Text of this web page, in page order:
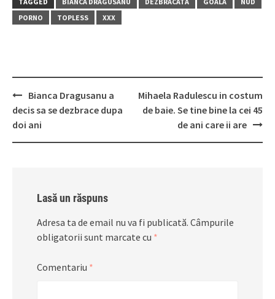
PORNO
TOPLESS XXX
Post
navigation
Bianca Dragusanu a
decis sa se dezbrace dupa
doi ani
Mihaela Radulescu in costum
de baie. Se tine bine la cei 45
de ani care ii are
Lasă un răspuns
Adresa ta de email nu va fi publicată. Câmpurile
obligatorii sunt marcate cu *
Comentariu *